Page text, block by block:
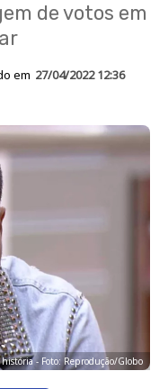
de votos em
em 27/04/2022 12:36
- Foto: Reprodução/Globo